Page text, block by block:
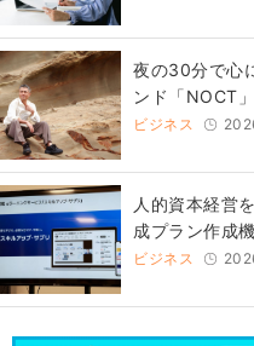
夜の30分で心
ンド「NOCT
ビジネス
人的資本経営
成プラン作成
ビジネス